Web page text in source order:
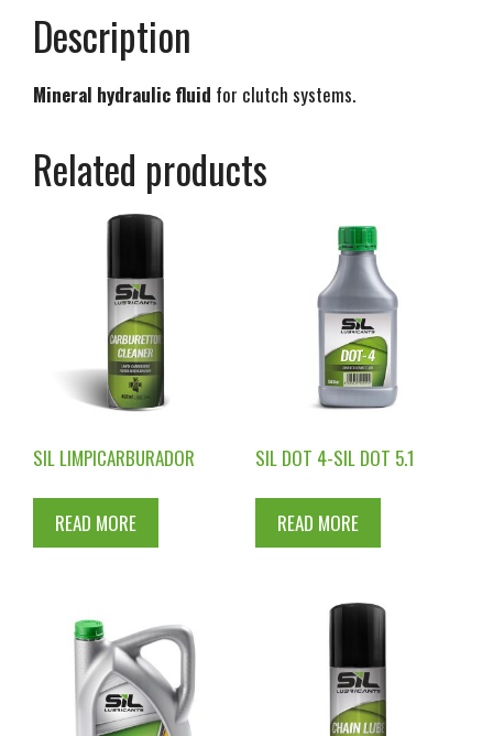
Description
Mineral hydraulic fluid for clutch systems.
Related products
SIL LIMPICARBURADOR
READ MORE
SIL DOT 4-SIL DOT 5.1
READ MORE